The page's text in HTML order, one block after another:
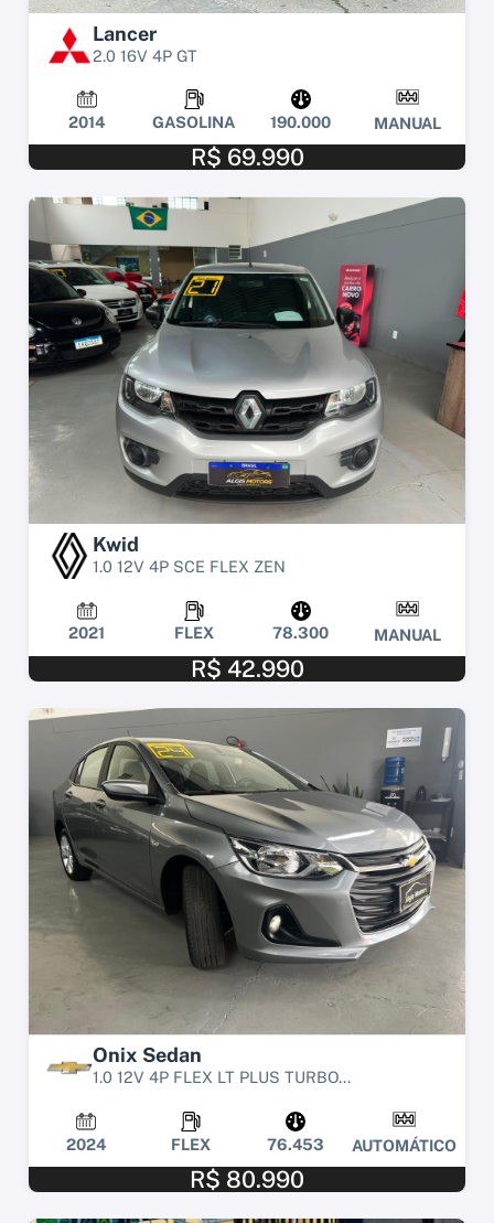
Lancer
2.0 16V 4P GT
2014 GASOLINA 190.000 MANUAL
R$ 69.990
Kwid
1.0 12V 4P SCE FLEX ZEN
2021 FLEX 78.300 MANUAL
R$ 42.990
Onix Sedan
1.0 12V 4P FLEX LT PLUS TURBO...
2024 FLEX 76.453 AUTOMÁTICO
R$ 80.990